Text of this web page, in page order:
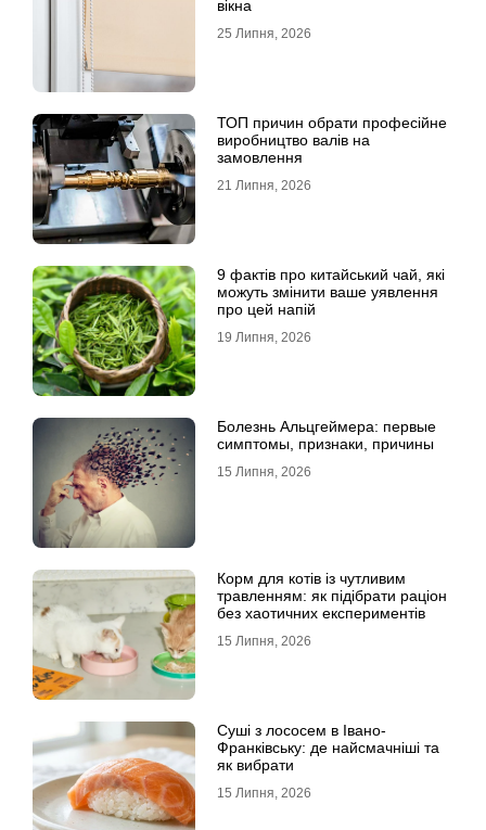
вікна
25 Липня, 2026
ТОП причин обрати професійне
виробництво валів на
замовлення
21 Липня, 2026
9 фактів про китайський чай, які
можуть змінити ваше уявлення
про цей напій
19 Липня, 2026
Болезнь Альцгеймера: первые
симптомы, признаки, причины
15 Липня, 2026
Корм для котів із чутливим
травленням: як підібрати раціон
без хаотичних експериментів
15 Липня, 2026
Суші з лососем в Івано-
Франківську: де найсмачніші та
як вибрати
15 Липня, 2026